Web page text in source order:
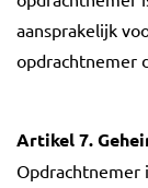
aansprakelijk
opdrachtnemer
Artikel 7.